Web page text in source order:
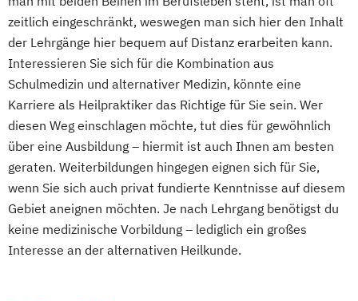
zeitlich eingeschränkt, weswegen man sich hier den Inhalt
der Lehrgänge hier bequem auf Distanz erarbeiten kann.
Interessieren Sie sich für die Kombination aus
Schulmedizin und alternativer Medizin, könnte eine
Karriere als Heilpraktiker das Richtige für Sie sein. Wer
diesen Weg einschlagen möchte, tut dies für gewöhnlich
über eine Ausbildung – hiermit ist auch Ihnen am besten
geraten. Weiterbildungen hingegen eignen sich für Sie,
wenn Sie sich auch privat fundierte Kenntnisse auf diesem
Gebiet aneignen möchten. Je nach Lehrgang benötigst du
keine medizinische Vorbildung – lediglich ein großes
Interesse an der alternativen Heilkunde.